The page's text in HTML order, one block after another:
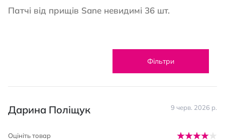
Патчі від прищів Sane невидимі 36 шт.
Фільтри
Дарина Поліщук 9 черв. 2026 р.
Оцініть товар